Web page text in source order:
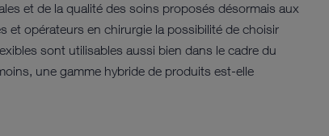
et de la qualité des soins proposés désormais aux
et opérateurs en chirurgie la possibilité de choisir
sont utilisables aussi bien dans le cadre du
une gamme hybride de produits est-elle